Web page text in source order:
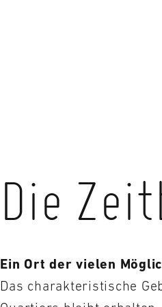
Die
Ein Ort der vielen
Das charakteristische